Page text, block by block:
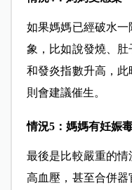
如果媽媽已經破水
象，比如說發燒、
和發炎指數升高，此
則會建議催生。
情況5：媽媽有妊娠
最後是比較嚴重的
高血壓，甚至合併器